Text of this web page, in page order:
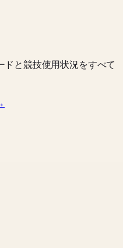
ドと競技使用状況をすべて